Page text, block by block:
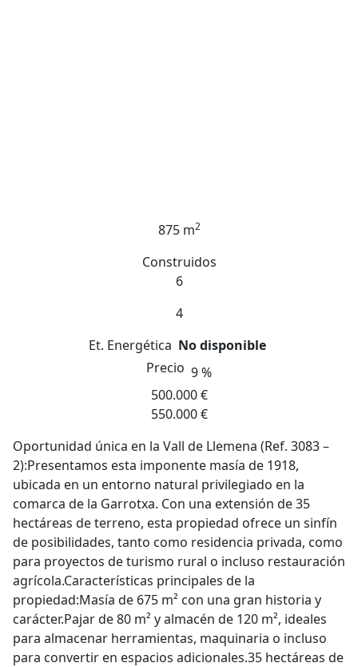
875 m2
Construidos
6
4
Et. Energética No disponible
Precio 9 %
500.000 €
550.000 €
Oportunidad única en la Vall de Llemena (Ref. 3083 –
2):Presentamos esta imponente masía de 1918,
ubicada en un entorno natural privilegiado en la
comarca de la Garrotxa. Con una extensión de 35
hectáreas de terreno, esta propiedad ofrece un sinfín
de posibilidades, tanto como residencia privada, como
para proyectos de turismo rural o incluso restauración
agrícola.Características principales de la
propiedad:Masía de 675 m² con una gran historia y
carácter.Pajar de 80 m² y almacén de 120 m², ideales
para almacenar herramientas, maquinaria o incluso
para convertir en espacios adicionales.35 hectáreas de